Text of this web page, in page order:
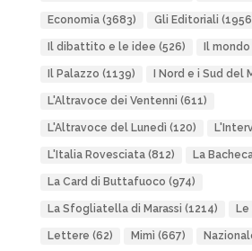
Economia(3683) Gli Editoriali
Il dibattito e le idee (526) Il
Il Palazzo (1139) I Nord e i Sud del
L'Altravoce dei Ventenni (611)
L'Altravoce del Lunedì (120)
L'Italia Rovesciata(812) La
La Card di Buttafuoco (974)
La Sfogliatella di Marassi (1214) Le
Lettere (62) Mimì (667)